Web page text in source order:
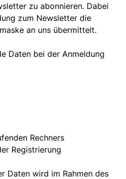
zu abonnieren. Dabei
zum Newsletter die
an uns übermittelt.
Daten bei der Anmeldung
Rechners
Registrierung
Daten wird im Rahmen des